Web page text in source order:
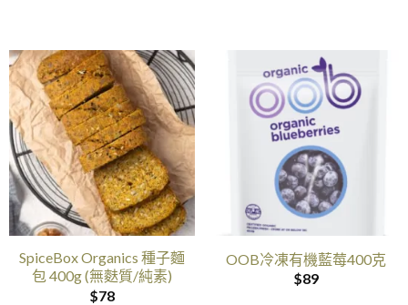
SpiceBox Organics 種子麵
包 400g (無麩質/純素)
$78
OOB冷凍有機藍莓400克
$89